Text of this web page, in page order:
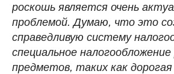
роскошь является очень
проблемой. Думаю, что это
справедливую систему
специальное
предметов, таких как